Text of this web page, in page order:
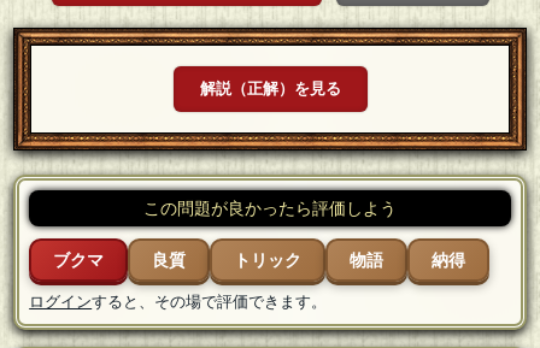
解説（正解）を見る
この問題が良かったら評価しよう
ブクマ 良質 トリック 物語 納得
ログインすると、その場で評価できます。